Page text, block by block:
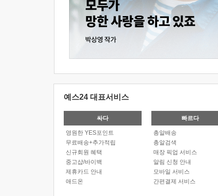
예스24 대표서비스
싸다
영원한 YES포인트
무료배송+추가적립
신규회원 혜택
중고샵/바이백
제휴카드 안내
애드온
빠르다
총알배송
총알검색
매장 픽업 서비스
알림 신청 안내
모바일 서비스
간편결제 서비스